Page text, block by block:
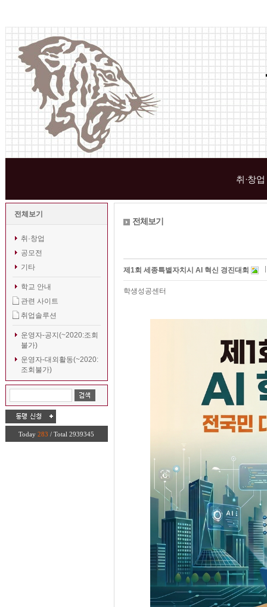
취·창업
전체보기
취·창업
공모전
기타
학교 안내
관련 사이트
취업솔루션
운영자-공지(~2020:조회
불가)
운영자-대외활동(~2020:
조회불가)
Today 283 / Total 2939345
전체보기
제1회 세종특별자치시 AI 혁신 경진대회
학생성공센터